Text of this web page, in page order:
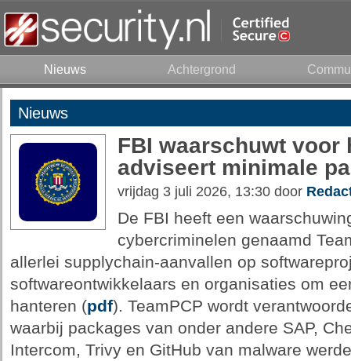
Nieuws Achtergrond
Nieuws
FBI waarschuwt voor
adviseert minimale
vrijdag 3 juli 2026, 13:30 door
De FBI heeft een
cybercriminelen genaamd
allerlei supplychain-aanvallen op
softwareontwikkelaars en organisaties om
hanteren (pdf). TeamPCP wordt
waarbij packages van onder andere SAP,
Intercom, Trivy en GitHub van malware